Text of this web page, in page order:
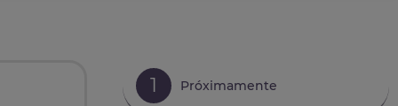
1 Próximamente